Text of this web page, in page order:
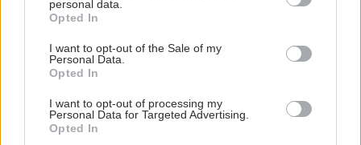
grant or deny consent to Google and its third-party tags to
use your data for below specified purposes in below Google
consent section.
personal data.
Opted In
I want to opt-out of the Sale of my
Personal Data.
Opted In
I want to opt-out of processing my
Personal Data for Targeted Advertising.
Opted In
ΔΙΑΒΑΣΤΕ ΑΚΟΜΑ
την ομαλή λειτουργία